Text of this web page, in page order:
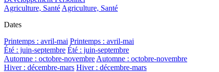
Agriculture, Santé Agriculture, Santé
Dates
Printemps : avril-mai Printemps : avril-mai
Été : juin-septembre Été : juin-septembre
Automne : octobre-novembre Automne : octobre-novembre
Hiver : décembre-mars Hiver : décembre-mars